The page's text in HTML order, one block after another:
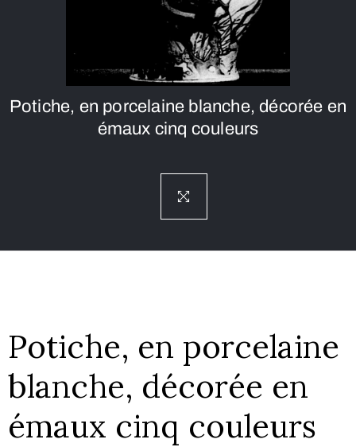
Potiche, en porcelaine blanche, décorée en
émaux cinq couleurs
Potiche, en porcelaine
blanche, décorée en
émaux cinq couleurs